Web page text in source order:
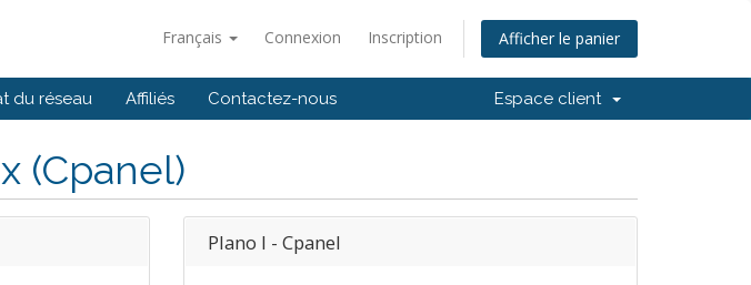
Français Connexion Inscription Afficher le panier
du réseau Affiliés Contactez-nous Espace client
(Cpanel)
Plano I - Cpanel